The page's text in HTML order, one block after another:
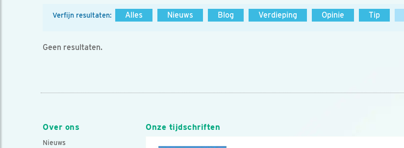
Verfijn resultaten: Alles Nieuws Blog Verdieping Opinie Tip
Geen resultaten.
Over ons
Nieuws
Onze tijdschriften